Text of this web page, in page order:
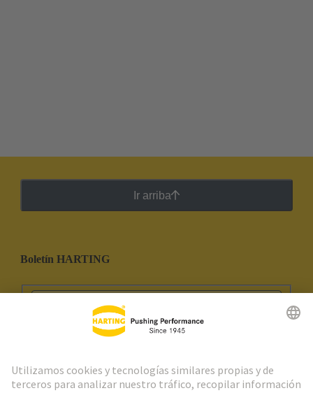
Ir arriba
Boletín HARTING
Ir al registro
Social Media